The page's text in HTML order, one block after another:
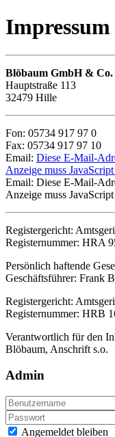
Impressum
Blöbaum GmbH &
Hauptstraße 113
32479 Hille
Fon: 05734 917 97 0
Fax: 05734 917 97 10
Email: Diese E-Mail-
Anzeige muss
Email: Diese E-Mail-
Anzeige muss
Registergericht:
Registernummer: HRA
Persönlich haftende
Geschäftsführer: Frank
Registergericht:
Registernummer: HRB
Verantwortlich für den
Blöbaum, Anschrift s.o.
Admin
Angemeldet bleiben